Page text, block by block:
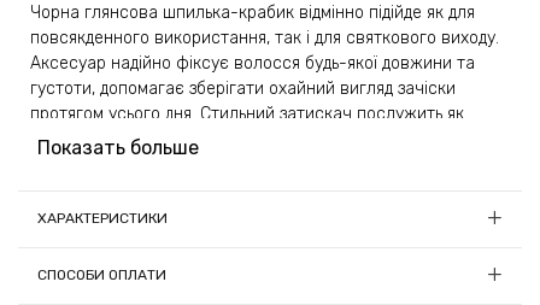
Чорна глянсова шпилька-крабик відмінно підійде як для
повсякденного використання, так і для святкового виходу.
Аксесуар надійно фіксує волосся будь-якої довжини та
густоти, допомагає зберігати охайний вигляд зачіски
протягом усього дня. Стильний затискач послужить як
незвичайний подарунок, який сподобається і стане у нагоді
Виріб виготовлено з якісного та міцного пластику. Цей
різного роду пошкоджень. Прикраса не пошкоджує
Показать больше
ХАРАКТЕРИСТИКИ
Довжина, см: 4.5
СПОСОБИ ОПЛАТИ